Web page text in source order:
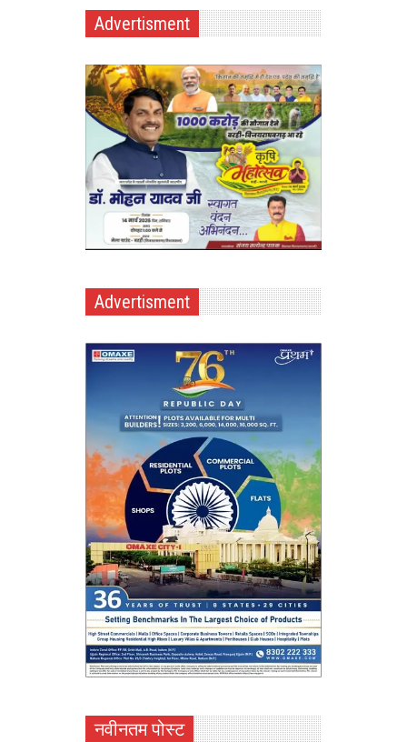
Advertisment
Advertisment
नवीनतम पोस्ट